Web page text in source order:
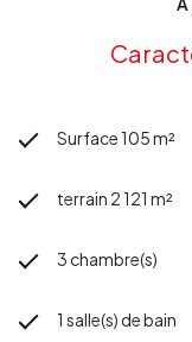
Surface 105 m²
terrain 2 121 m²
3 chambre(s)
1 salle(s) de bain